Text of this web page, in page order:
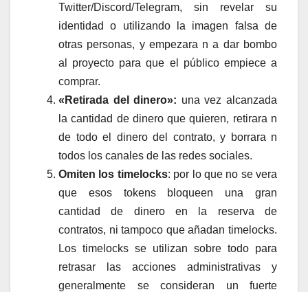
Twitter/Discord/Telegram, sin revelar su
identidad o utilizando la imagen falsa de
otras personas, y empezara n a dar bombo
al proyecto para que el público empiece a
comprar.
«Retirada del dinero»: una vez alcanzada
la cantidad de dinero que quieren, retirara n
de todo el dinero del contrato, y borrara n
todos los canales de las redes sociales.
Omiten los timelocks: por lo que no se vera
que esos tokens bloqueen una gran
cantidad de dinero en la reserva de
contratos, ni tampoco que añadan timelocks.
Los timelocks se utilizan sobre todo para
retrasar las acciones administrativas y
generalmente se consideran un fuerte